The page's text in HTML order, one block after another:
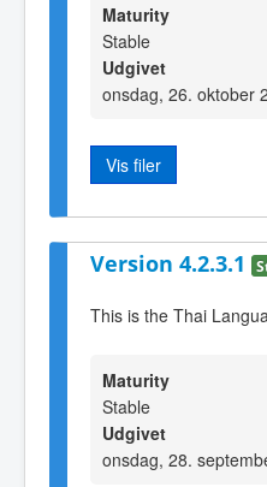
Maturity
Stable
Udgivet
onsdag, 26. oktober
Vis filer
Version 4.2.3.1
This is the Thai
Maturity
Stable
Udgivet
onsdag, 28.